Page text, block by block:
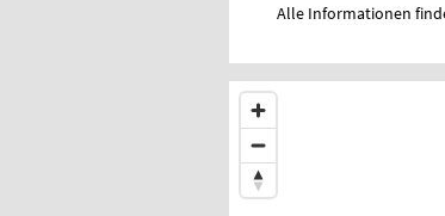
Alle Informationen